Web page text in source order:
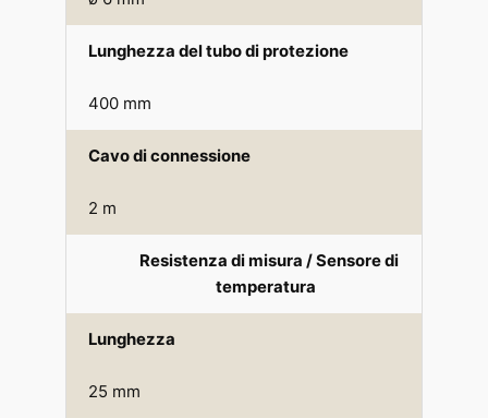
Lunghezza del tubo di protezione
400 mm
Cavo di connessione
2 m
Resistenza di misura / Sensore di
temperatura
Lunghezza
25 mm